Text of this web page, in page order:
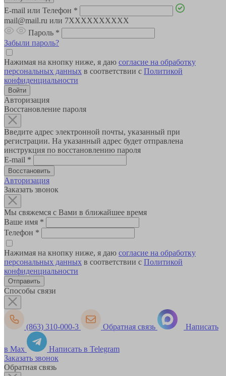
E-mail или Телефон *
mail@mail.ru или 7XXXXXXXXXX
Пароль *
Забыли пароль?
Нажимая на кнопку ниже, я даю согласие на обработку
персональных данных в соответствии с Политикой
конфиденциальности
Авторизация
Восстановление пароля
Введите адрес электронной почты, указанный при
регистрации. На указанный адрес будет отправлена
инструкция по восстановлению пароля
E-mail *
Авторизация
Заказать звонок
Мы свяжемся с Вами в ближайшее время
Ваше имя *
Телефон *
Нажимая на кнопку ниже, я даю согласие на обработку
персональных данных в соответствии с Политикой
конфиденциальности
Способы связи
(863) 310-000-3 Обратная связь Написать
в Max
Написать в Telegram
Заказать звонок
Обратная связь